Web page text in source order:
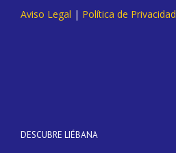
Aviso Legal | Política de Privacidad
DESCUBRE LIÉBANA